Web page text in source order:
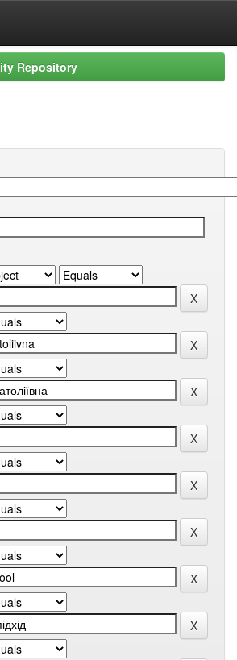
Repository